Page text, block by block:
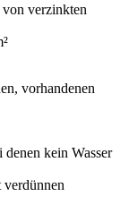
verzinkten
vorhandenen
kein Wasser